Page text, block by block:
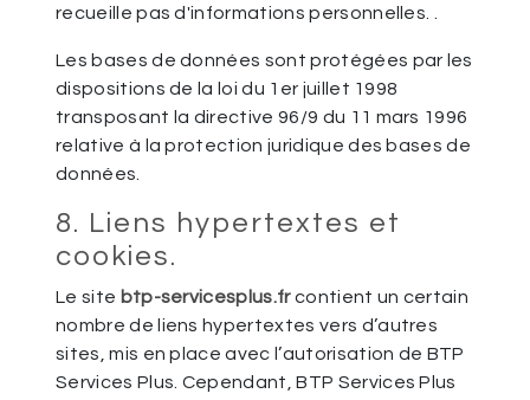
recueille pas d'informations personnelles. .
Les bases de données sont protégées par les
dispositions de la loi du 1er juillet 1998
transposant la directive 96/9 du 11 mars 1996
relative à la protection juridique des bases de
données.
8. Liens hypertextes et
cookies.
Le site btp-servicesplus.frcontient un certain
nombre de liens hypertextes vers d’autres
sites, mis en place avec l’autorisation de BTP
Services Plus. Cependant, BTP Services Plus